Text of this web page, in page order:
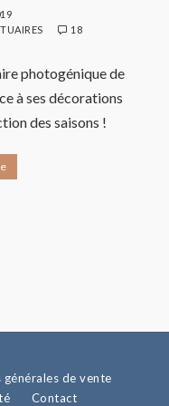
18
photogénique de
à ses décorations
des saisons !
de vente
Contact